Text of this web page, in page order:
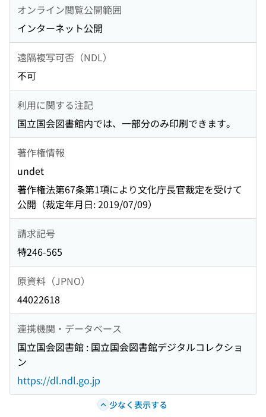
オンライン閲覧公開範囲
インターネット公開
遠隔複写可否（NDL）
不可
利用に関する注記
国立国会図書館内では、一部分のみ印刷できます。
著作権情報
undet
著作権法第67条第1項により文化庁長官裁定を受けて
公開（裁定年月日: 2019/07/09）
請求記号
特246-565
原資料（JPNO）
44022618
連携機関・データベース
国立国会図書館 : 国立国会図書館デジタルコレクショ
ン
https://dl.ndl.go.jp
少なく表示する